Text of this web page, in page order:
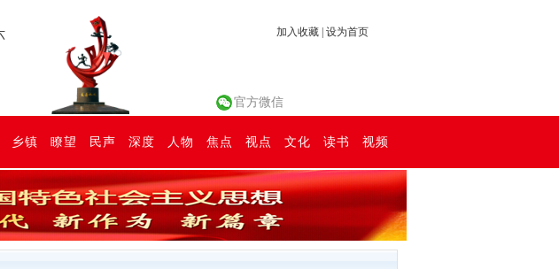
加入收藏 设为首页
官方微信
乡镇 瞭望 民声 深度 人物 焦点 视点 文化 读书 视频